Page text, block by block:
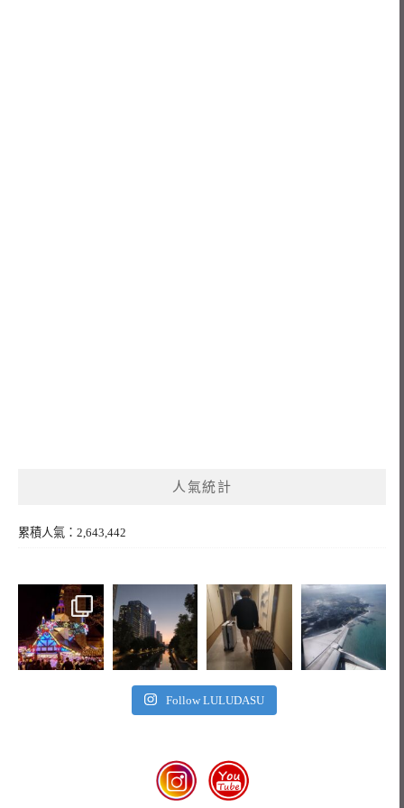
人氣統計
累積人氣：2,643,442
Follow LULUDASU